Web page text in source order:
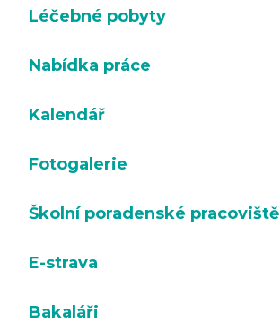
Léčebné pobyty
Nabídka práce
Kalendář
Fotogalerie
Školní poradenské pracoviště
E-strava
Bakaláři